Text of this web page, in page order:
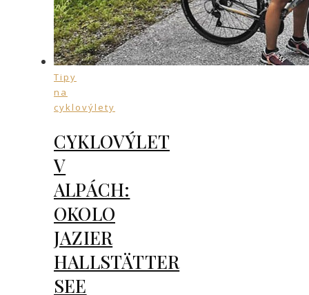
Tipy
na
cyklovýlety
CYKLOVÝLET
V
ALPÁCH:
OKOLO
JAZIER
HALLSTÄTTER
SEE